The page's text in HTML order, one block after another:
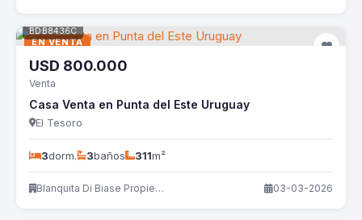
EN VENTA
BDB8436C
USD 800.000
Venta
Casa Venta en Punta del Este Uruguay
El Tesoro
3dorm. 3baños 311m²
Blanquita Di Biase Propiedades 03-03-2026